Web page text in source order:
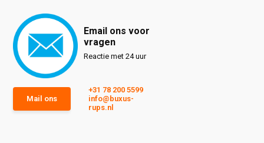
Email ons voor
vragen
Reactie met 24 uur
Mail ons
+31 78 200 5599
info@buxus-
rups.nl